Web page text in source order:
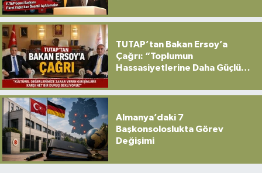
TUTAP’tan Bakan Ersoy’a
Çağrı: “Toplumun
Hassasiyetlerine Daha Güçlü
Almanya’daki 7
Başkonsoloslukta Görev
Değişimi